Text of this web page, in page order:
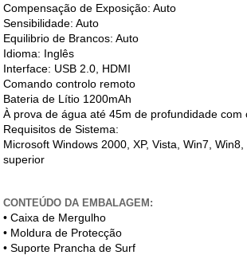
Compensação de Exposição: Auto
Sensibilidade: Auto
Equilibrio de Brancos: Auto
Idioma: Inglês
Interface: USB 2.0, HDMI
Comando controlo remoto
Bateria de Lítio 1200mAh
À prova de água até 45m de profundidade com
Requisitos de Sistema:
Microsoft Windows 2000, XP, Vista, Win7,
superior
CONTEÚDO DA EMBALAGEM:
• Caixa de Mergulho
• Moldura de Protecção
• Suporte Prancha de Surf